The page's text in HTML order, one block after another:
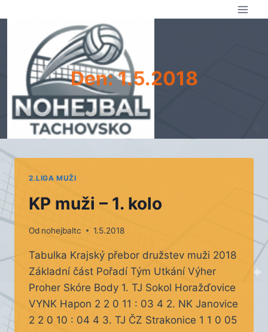
Den: 1.5.2018
2.LIGA MUŽI
KP muži – 1. kolo
Od nohejbaltc 1.5.2018
Tabulka Krajský přebor družstev muži 2018
Základní část Pořadí Tým Utkání Výher
Proher Skóre Body 1. TJ Sokol Horažďovice
VYNK Hapon 2 2 0 11 : 03 4 2. NK Janovice
2 2 0 10 : 04 4 3. TJ ČZ Strakonice 1 1 0 05